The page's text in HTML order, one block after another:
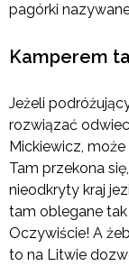
pagórki
Kamperem
Jeżeli
rozwiązać
Mickiewicz,
Tam przekona
nieodkryty kraj
tam oblegane
Oczywiście! A
to na Litwie